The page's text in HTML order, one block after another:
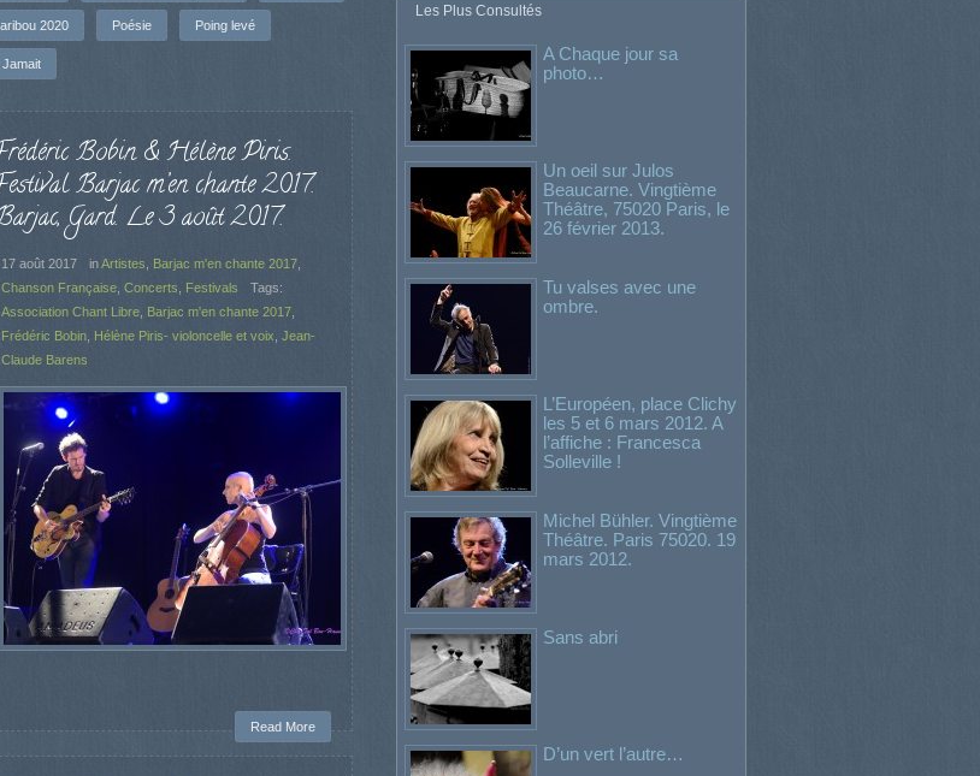
2020 Poésie Poing levé
Jamait
Bobin & Hélène Piris.
Barjac m’en chante 2017.
Gard. Le 3 août 2017.
17 août 2017 inArtistes Barjac m'en chante 2017,
Chanson Française, Concerts Festivals
Tags:
Association Chant Libre, Barjac m'en chante 2017,
Frédéric Bobin, Hélène Piris- violoncelle et voix Jean-
Claude Barens
Read More
Les Plus Consultés
A Chaque jour sa
photo…
Un oeil sur Julos
Beaucarne. Vingtième
Théâtre, 75020 Paris, le
26 février 2013.
Tu valses avec une
ombre.
L’Européen, place Clichy
les 5 et 6 mars 2012. A
l’affiche : Francesca
Solleville !
Michel Bühler. Vingtième
Théâtre. Paris 75020. 19
mars 2012.
Sans abri
D’un vert l’autre…